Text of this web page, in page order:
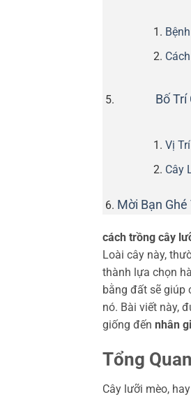
Bố
Vị
Cây
Mời Bạn
cách trồng cây
Loài cây này,
thành lựa chọn
bằng đất sẽ giúp
nó. Bài viết này,
giống đến nhân
Tổng
Cây lưỡi mèo,